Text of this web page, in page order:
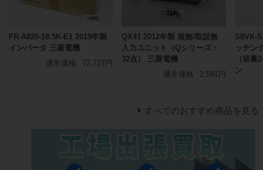
FR-A820-18.5K-E1 2019年製
インバータ 三菱電機
通常価格
72,727円
QX41 2012年製 箱無/取説無
入力ユニット（Qシリーズ：
32点） 三菱電機
通常価格
2,591円
S8VK-
ッチン
（容量
ン
すべてのおすすめ商品を見る